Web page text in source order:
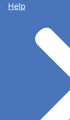
Help